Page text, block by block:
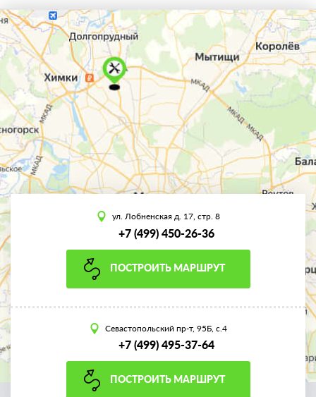
ул. Лобненская д. 17, стр. 8
+7 (499) 450-26-36
ПОСТРОИТЬ МАРШРУТ
Севастопольский пр-т, 95Б, с.4
+7 (499) 495-37-64
ПОСТРОИТЬ МАРШРУТ